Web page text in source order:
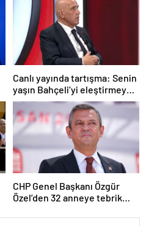
Canlı yayında tartışma: Senin
yaşın Bahçeli’yi eleştirmeye
yetmez
CHP Genel Başkanı Özgür
Özel’den 32 anneye tebrik